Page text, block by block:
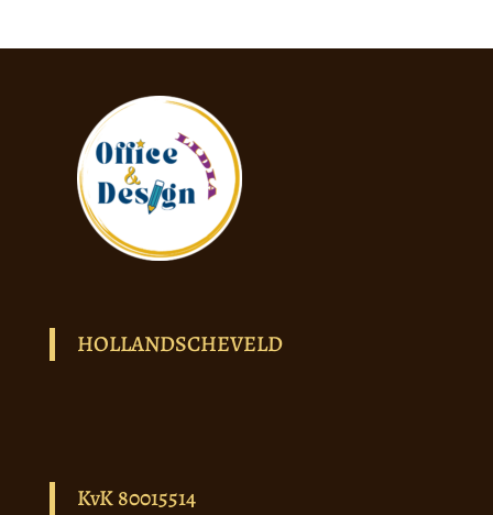
HOLLANDSCHEVELD
KvK 80015514